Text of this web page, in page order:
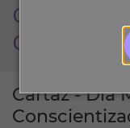
Cartaz: Dia
Cartaz - Dia